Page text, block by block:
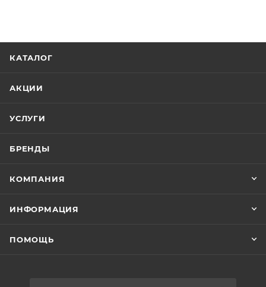
КАТАЛОГ
АКЦИИ
УСЛУГИ
БРЕНДЫ
КОМПАНИЯ
ИНФОРМАЦИЯ
ПОМОЩЬ